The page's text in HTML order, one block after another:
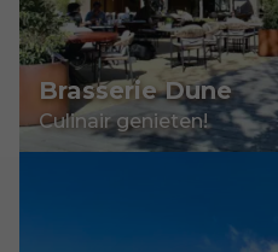
Brasserie Dune
Culinair genieten!